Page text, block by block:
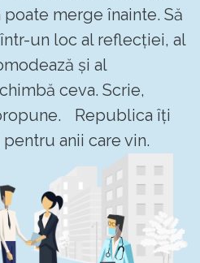
poate merge înainte. Să
un loc al reflecției, al
și al
ceva. Scrie,
Republica îți
anii care vin.